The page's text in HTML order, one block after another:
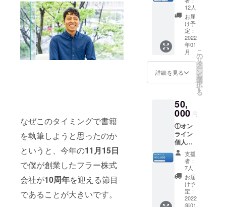
なぜこのタイミングで書籍
を執筆しようと思ったのか
というと、今年の11月15日
で僕が創業したフラー株式
会社が10周年を迎える節目
であることが大きいです。
となっ
ており
ますの
でご了
承くだ
さいま
料込み
となっ
のお名
前を記
載しま
す。 ※
支援
時、必
ず備考
欄にご
希望の
さい。
※文字数
や表現
によっ
てご希
望の名
前に添
えない
場合は
事前に
ご連絡
いたし
ますの
ルマイ
ト仕上
げと
なって
おりま
す。 ※
書籍の
発売日
が未定
前後す
る可能
ざいま
すので
ご了承
くださ
いま
せ。 ※
送料込
みと
なって
おりま
ン限定
帯 10冊
すべて
の書籍
にクラ
ファン
限定帯
がつい
ており
ます。
※書籍の
が未定
のため
お届け
予定が
前後す
る可能
性がご
ざいま
すので
ご了承
くださ
いま
せ。 ※
12人
お届
け予
定：
2022
年01
月
詳細を見る
こ
の
リ
タ
ー
ン
を
選
択
す
る
50,
000 円
①オン
ライン
個人メ
ンタリ
ング1時
ファン
終了
後、日
程調整
支援
者：
7人
お届
け予
定：
2022
年01